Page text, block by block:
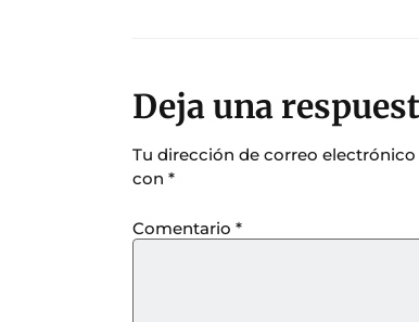
Deja una
Tu dirección de correo electrónico
con *
Comentario *